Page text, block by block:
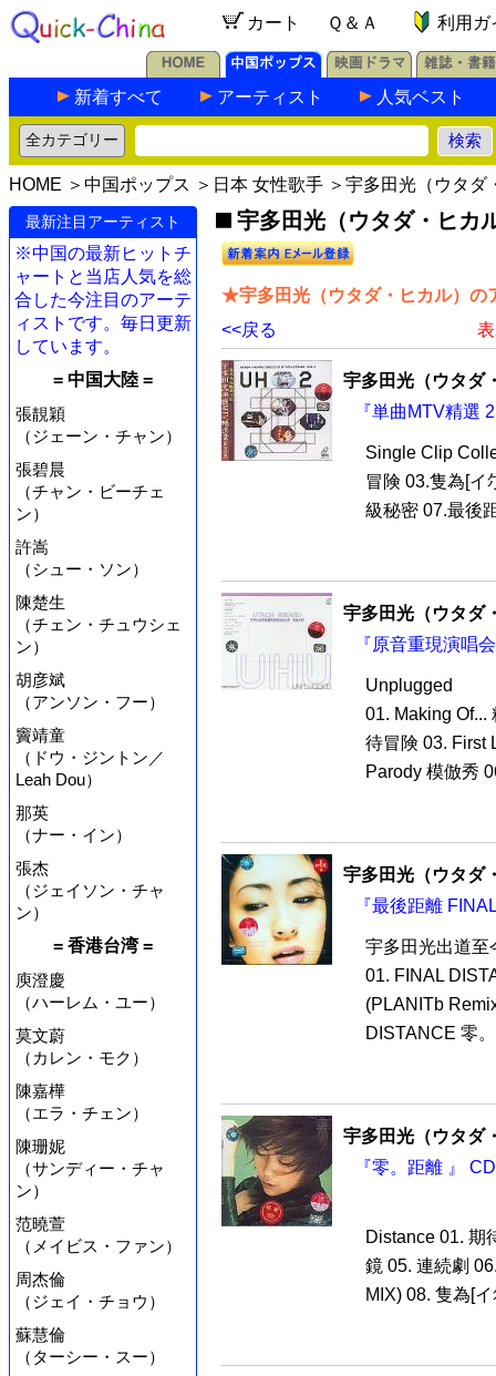
カート Ｑ＆Ａ 利用ガ
新着すべて アーティスト 人気ベスト
HOME ＞ 中国ポップス ＞ 日本 女性歌手 ＞宇多田光（ウタダ
最新注目アーティスト
※中国の最新ヒットチ
ャートと当店人気を総
合した今注目のアーテ
ィストです。毎日更新
しています。
= 中国大陸 =
張靚穎
（ジェーン・チャン）
張碧晨
（チャン・ビーチェ
ン）
許嵩
（シュー・ソン）
陳楚生
（チェン・チュウシェ
ン）
胡彦斌
（アンソン・フー）
竇靖童
（ドウ・ジントン／
Leah Dou）
那英
（ナー・イン）
張杰
（ジェイソン・チャ
ン）
= 香港台湾 =
庾澄慶
（ハーレム・ユー）
莫文蔚
（カレン・モク）
陳嘉樺
（エラ・チェン）
陳珊妮
（サンディー・チャ
ン）
范曉萱
（メイビス・ファン）
周杰倫
（ジェイ・チョウ）
蘇慧倫
（ターシー・スー）
宇多田光（ウタダ・ヒカ
★宇多田光（ウタダ・ヒカル）の
<<戻る
宇多田光（ウタダ
『単曲MTV精選
Single Clip
冒険 03.隻為[イ
級秘密 07.最後
宇多田光（ウタダ
『原音重現演唱
Unplugged
01. Making Of...
待冒険 03. First
Parody 模倣秀
宇多田光（ウタダ
『最後距離
宇多田光出道至
01. FINAL
(PLANITb
DISTANCE 零
宇多田光（ウタダ
『零。距離 』
Distance 01. 期
鏡 05. 連続劇
MIX) 08. 隻為[